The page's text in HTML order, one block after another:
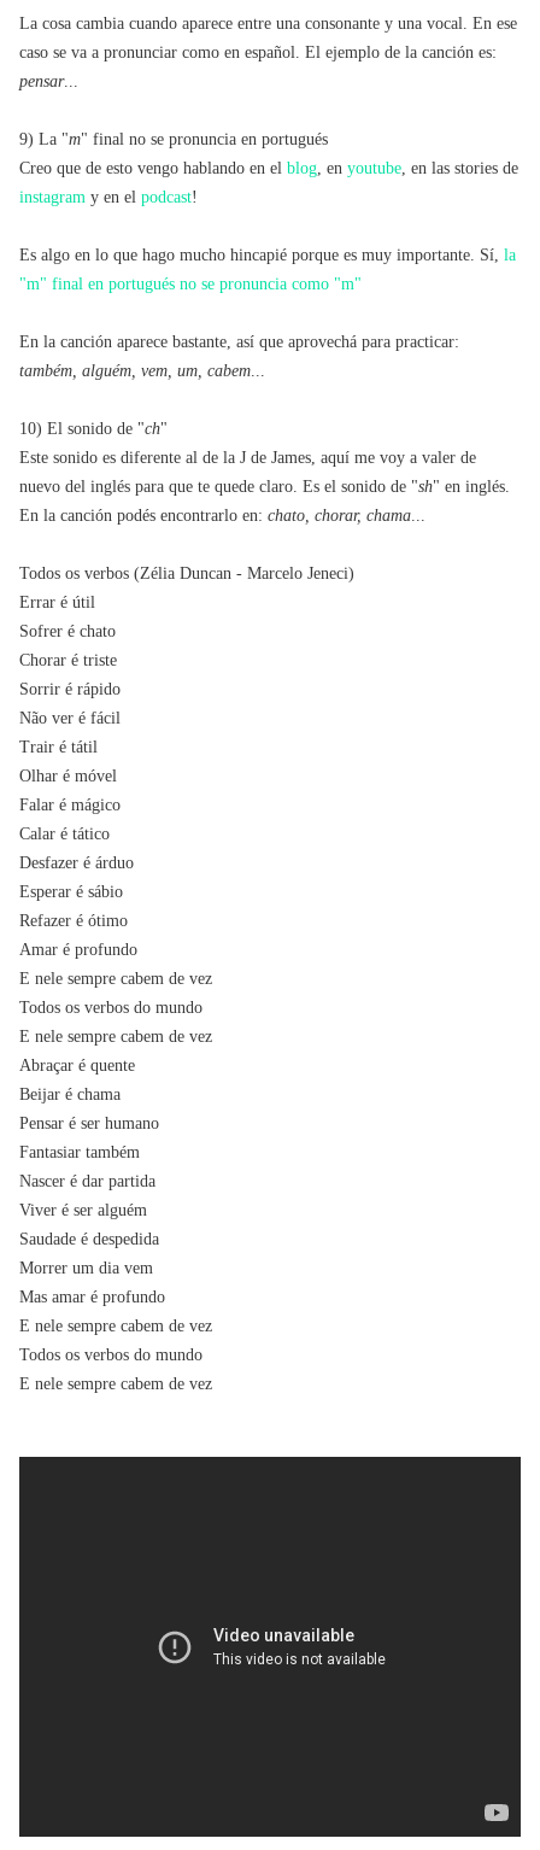
La cosa cambia cuando aparece entre una consonante y una vocal. En ese
caso se va a pronunciar como en español. El ejemplo de la canción es:
pensar...
9) La "m" final no se pronuncia en portugués
Creo que de esto vengo hablando en el blog, en youtube, en las stories de
instagram y en el podcast!
Es algo en lo que hago mucho hincapié porque es muy importante. Sí, la
"m" final en portugués no se pronuncia como "m"
En la canción aparece bastante, así que aprovechá para practicar:
também, alguém, vem, um, cabem...
10) El sonido de "ch"
Este sonido es diferente al de la J de James, aquí me voy a valer de
nuevo del inglés para que te quede claro. Es el sonido de "sh" en inglés.
En la canción podés encontrarlo en: chato, chorar, chama...
Todos os verbos (Zélia Duncan - Marcelo Jeneci)
Errar é útil
Sofrer é chato
Chorar é triste
Sorrir é rápido
Não ver é fácil
Trair é tátil
Olhar é móvel
Falar é mágico
Calar é tático
Desfazer é árduo
Esperar é sábio
Refazer é ótimo
Amar é profundo
E nele sempre cabem de vez
Todos os verbos do mundo
E nele sempre cabem de vez
Abraçar é quente
Beijar é chama
Pensar é ser humano
Fantasiar também
Nascer é dar partida
Viver é ser alguém
Saudade é despedida
Morrer um dia vem
Mas amar é profundo
E nele sempre cabem de vez
Todos os verbos do mundo
E nele sempre cabem de vez